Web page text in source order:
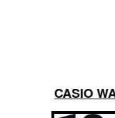
CASIO